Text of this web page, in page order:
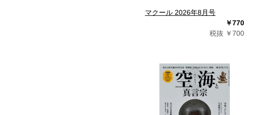
マクール 2026年8月号
￥770
税抜 ￥700